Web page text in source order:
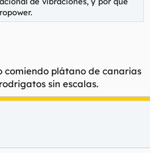
comiendo plátano de canarias
sin escalas.